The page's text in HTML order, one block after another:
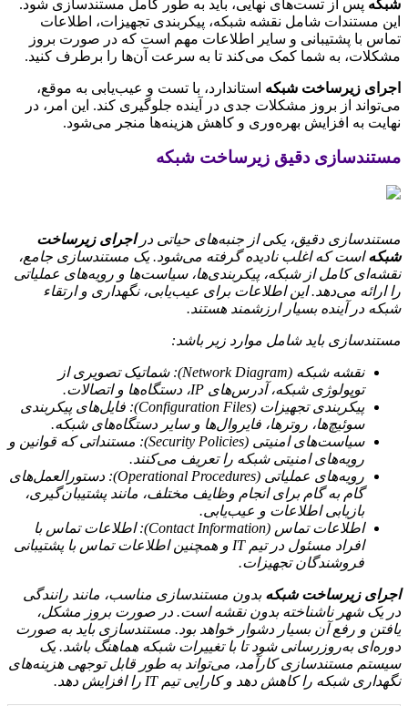
شبکه پس از تست‌های نهایی، باید به طور کامل مستندسازی شود.
این مستندات شامل نقشه شبکه، پیکربندی تجهیزات، اطلاعات
تماس با پشتیبانی و سایر اطلاعات مهم است که در صورت بروز
مشکلات، به شما کمک می‌کند تا به سرعت آن‌ها را برطرف کنید.
اجرای زیرساخت شبکه استاندارد، با تست و عیب‌یابی به موقع،
می‌تواند از بروز مشکلات جدی در آینده جلوگیری کند. این امر، در
نهایت به افزایش بهره‌وری و کاهش هزینه‌ها منجر می‌شود.
مستندسازی دقیق زیرساخت شبکه
مستندسازی دقیق، یکی از جنبه‌های حیاتی دراجرای زیرساخت
شبکهاست که اغلب نادیده گرفته می‌شود. یک مستندسازی جامع،
نقشه‌ای کامل از شبکه، پیکربندی‌ها، سیاست‌ها و رویه‌های عملیاتی
را ارائه می‌دهد. این اطلاعات برای عیب‌یابی، نگهداری و ارتقاء
شبکه در آینده بسیار ارزشمند هستند.
مستندسازی باید شامل موارد زیر باشد:
نقشه شبکه (Network Diagram): شماتیک تصویری از
توپولوژی شبکه، آدرس‌های IP، دستگاه‌ها و اتصالات.
پیکربندی تجهیزات (Configuration Files): فایل‌های پیکربندی
سوئیچ‌ها، روترها، فایروال‌ها و سایر دستگاه‌های شبکه.
سیاست‌های امنیتی (Security Policies): مستنداتی که قوانین و
رویه‌های امنیتی شبکه را تعریف می‌کنند.
رویه‌های عملیاتی (Operational Procedures): دستورالعمل‌های
گام به گام برای انجام وظایف مختلف، مانند پشتیبان‌گیری،
بازیابی اطلاعات و عیب‌یابی.
اطلاعات تماس (Contact Information): اطلاعات تماس با
افراد مسئول در تیم IT و همچنین اطلاعات تماس با پشتیبانی
فروشندگان تجهیزات.
اجرای زیرساخت شبکه بدون مستندسازی مناسب، مانند رانندگی
در یک شهر ناشناخته بدون نقشه است. در صورت بروز مشکل،
یافتن و رفع آن بسیار دشوار خواهد بود. مستندسازی باید به صورت
دوره‌ای به‌روزرسانی شود تا با تغییرات شبکه هماهنگ باشد. یک
سیستم مستندسازی کارآمد، می‌تواند به طور قابل توجهی هزینه‌های
نگهداری شبکه را کاهش دهد و کارایی تیم IT را افزایش دهد.